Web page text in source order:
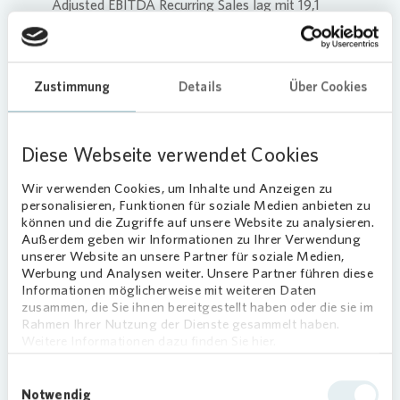
Zustimmung Details Über Cookies
Diese Webseite verwendet Cookies
Wir verwenden Cookies, um Inhalte und Anzeigen zu
personalisieren, Funktionen für soziale Medien anbieten zu
können und die Zugriffe auf unsere Website zu analysieren.
Außerdem geben wir Informationen zu Ihrer Verwendung
unserer Website an unsere Partner für soziale Medien,
Werbung und Analysen weiter. Unsere Partner führen diese
Informationen möglicherweise mit weiteren Daten
zusammen, die Sie ihnen bereitgestellt haben oder die sie im
Rahmen Ihrer Nutzung der Dienste gesammelt haben.
Notwendig
Adjusted EBITDA Recurring Sales lag mit 19,1
Mio. € deutlich über dem Vergleichswert 2024
Das Segment Development ist weiterhin durch
sich der Verkauf von Grundstücken aus. Das
-6,5 Mio. €).
Der Verkehrswert des Immobilienbestands stieg
aufgrund der Investitionen seit Jahresbeginn um
0,4 % auf rund 82,3 Mrd. €. Der
Nettovermögenswert NTA wuchs um 2,3 % auf
38,1 Mrd. €, der EPRA NTA pro Aktie entwickelte
sich im gleichen Zeitraum von 45,23 € auf 46,27